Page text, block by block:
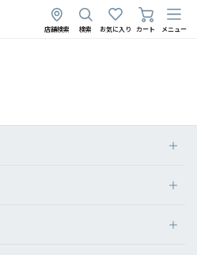
店舗検索 検索 お気に入り カート メニュー